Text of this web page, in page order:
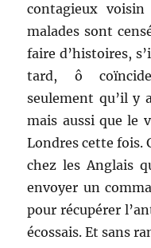
contagieux
malades sont
faire d’histoires,
tard, ô
seulement qu’il y
mais aussi que le
Londres cette fois.
chez les Anglais
envoyer un
pour récupérer
écossais. Et sans